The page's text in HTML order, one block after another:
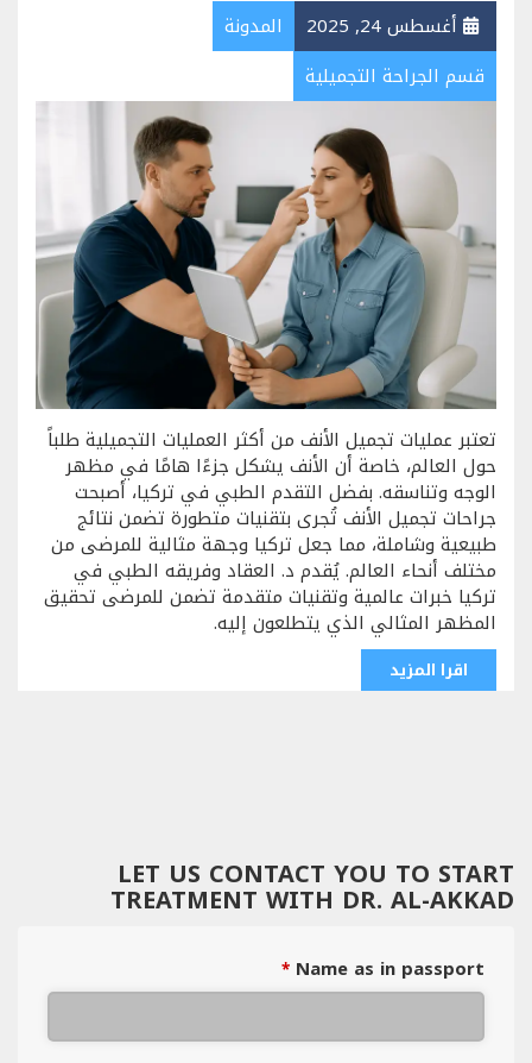
أغسطس 24, 2025
المدونة
قسم الجراحة التجميلية
تعتبر عمليات تجميل الأنف من أكثر العمليات التجميلية طلباً
حول العالم، خاصة أن الأنف يشكل جزءًا هامًا في مظهر
الوجه وتناسقه. بفضل التقدم الطبي في تركيا، أصبحت
جراحات تجميل الأنف تُجرى بتقنيات متطورة تضمن نتائج
طبيعية وشاملة، مما جعل تركيا وجهة مثالية للمرضى من
مختلف أنحاء العالم. يُقدم د. العقاد وفريقه الطبي في
تركيا خبرات عالمية وتقنيات متقدمة تضمن للمرضى تحقيق
المظهر المثالي الذي يتطلعون إليه.
اقرا المزيد
LET US CONTACT YOU TO START
TREATMENT WITH DR. AL-AKKAD
Name as in passport
*